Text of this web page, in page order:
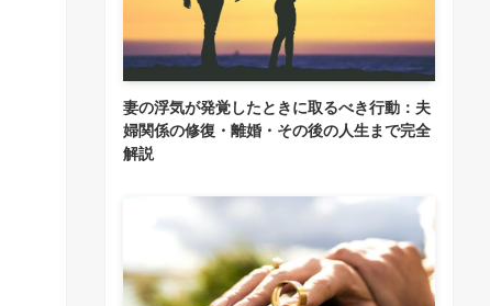
妻の浮気が発覚したときに取るべき行動：夫
婦関係の修復・離婚・その後の人生まで完全
解説